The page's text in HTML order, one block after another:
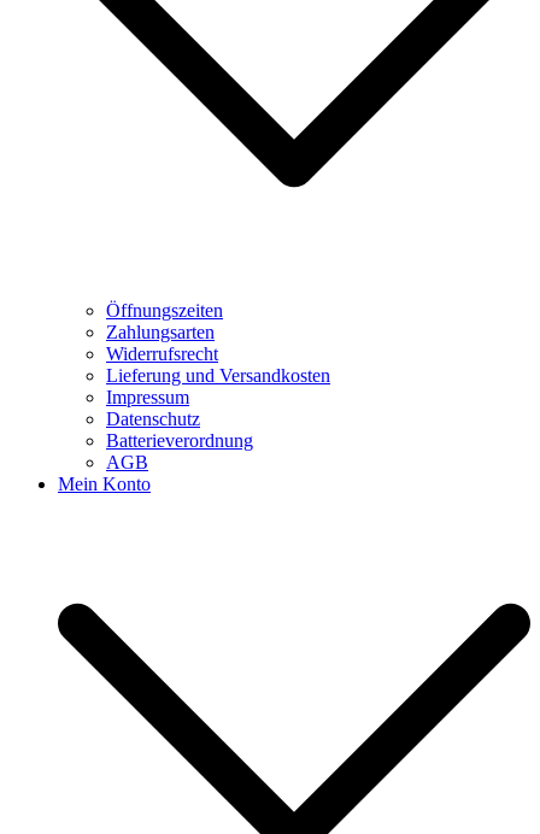
Öffnungszeiten
Zahlungsarten
Widerrufsrecht
Lieferung und Versandkosten
Impressum
Datenschutz
Batterieverordnung
AGB
Mein Konto